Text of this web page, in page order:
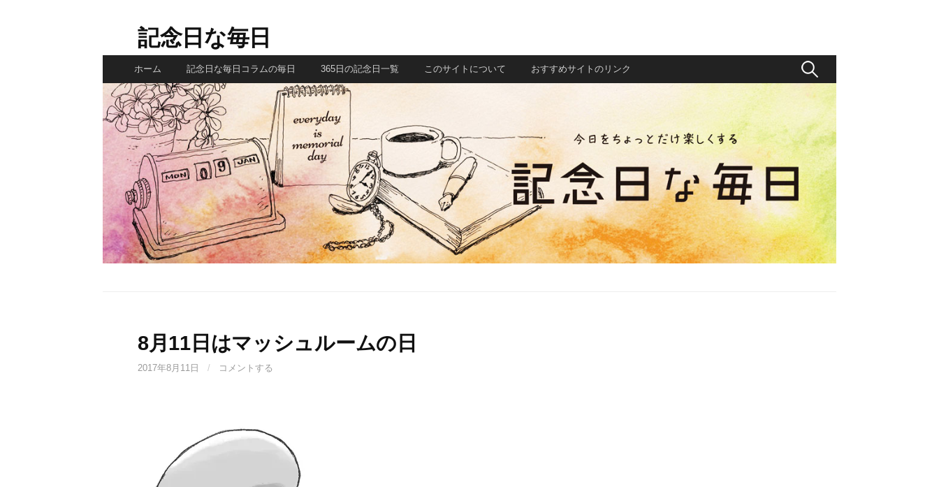
ン
ス
キ
ッ
プ
記念日な毎日
ホーム 記念日な毎日コラムの毎日 365日の記念日一覧 このサイトについて おすすめサイトのリンク
検
8月11日はマッシュルームの日
2017年8月11日 / コメントする